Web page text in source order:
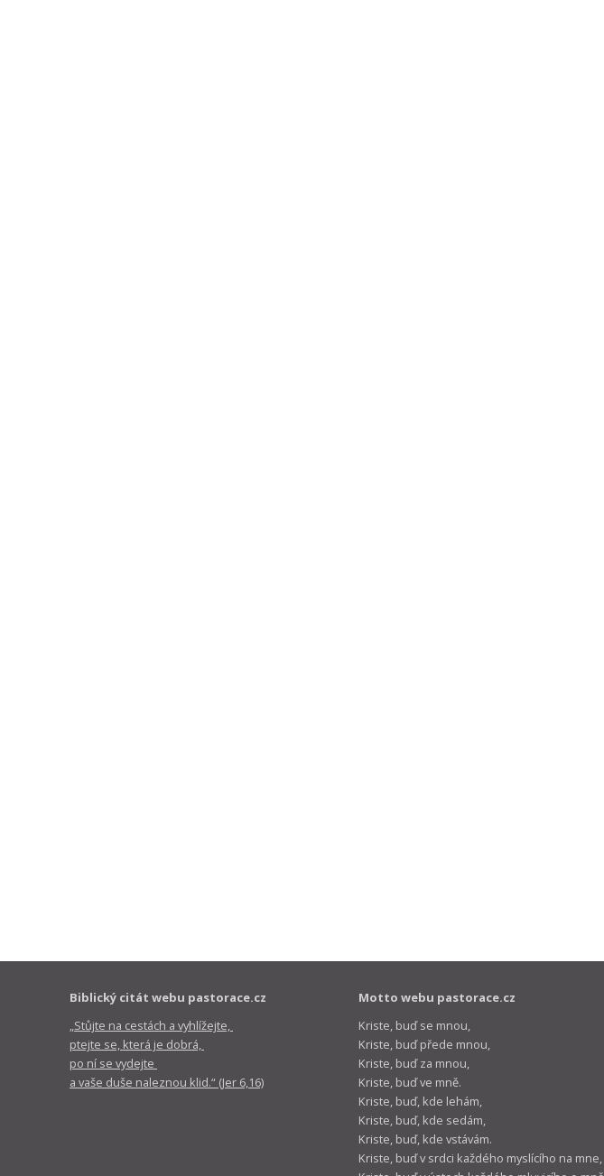
Biblický citát webu pastorace.cz
„Stůjte na cestách a vyhlížejte,
ptejte se, která je dobrá,
po ní se vydejte
a vaše duše naleznou klid.“ (Jer 6,16)
Motto webu pastorace.cz
Kriste, buď se mnou,
Kriste, buď přede mnou,
Kriste, buď za mnou,
Kriste, buď ve mně.
Kriste, buď, kde lehám,
Kriste, buď, kde sedám,
Kriste, buď, kde vstávám.
Kriste, buď v srdci každého myslícího na mne,